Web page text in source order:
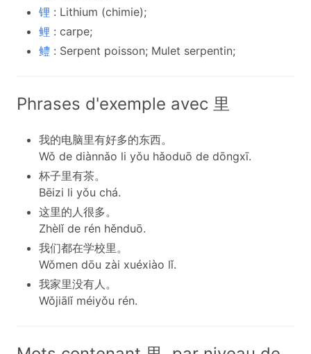
锂 : Lithium (chimie);
鲤 : carpe;
鳢 : Serpent poisson; Mulet serpentin;
Phrases d'exemple avec 里
我的电脑里有好多的东西。
Wǒ de diànnǎo li yǒu hǎoduō de dōngxī.
杯子里有茶。
Bēizi li yǒu chá.
这里的人很多。
Zhèlǐ de rén hěnduō.
我们都在学校里。
Wǒmen dōu zài xuéxiào lǐ.
我家里没有人。
Wǒjiālǐ méiyǒu rén.